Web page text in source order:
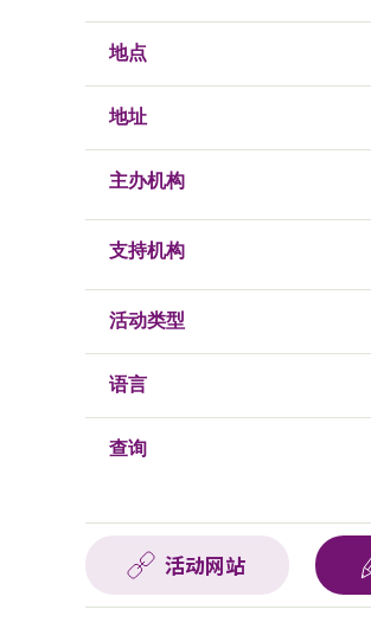
地点
地址
主办机构
支持机构
活动类型
语言
查询
活动网站